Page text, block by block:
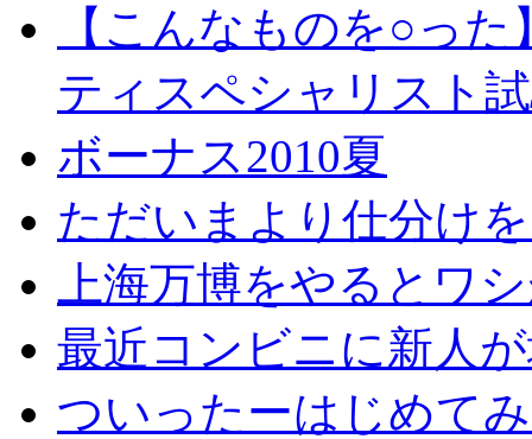
【こんなものを○っ
ティスペシャリスト
ボーナス2010夏
ただいまより仕分け
上海万博をやるとワ
最近コンビニに新人
ついったーはじめて